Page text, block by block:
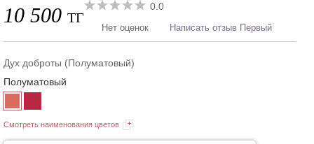
10 500 ТГ
0.0
Нет оценок Написать отзыв Первый
Дух доброты (Полуматовый)
Полуматовый
Смотреть наименования цветов